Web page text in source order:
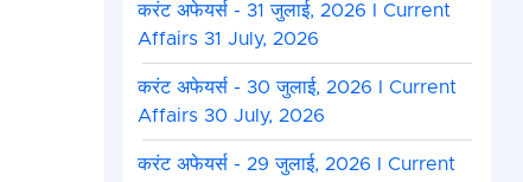
करंट अफेयर्स - 31 जुलाई, 2026 I Current
Affairs 31 July, 2026
करंट अफेयर्स - 30 जुलाई, 2026 I Current
Affairs 30 July, 2026
करंट अफेयर्स - 29 जुलाई, 2026 I Current